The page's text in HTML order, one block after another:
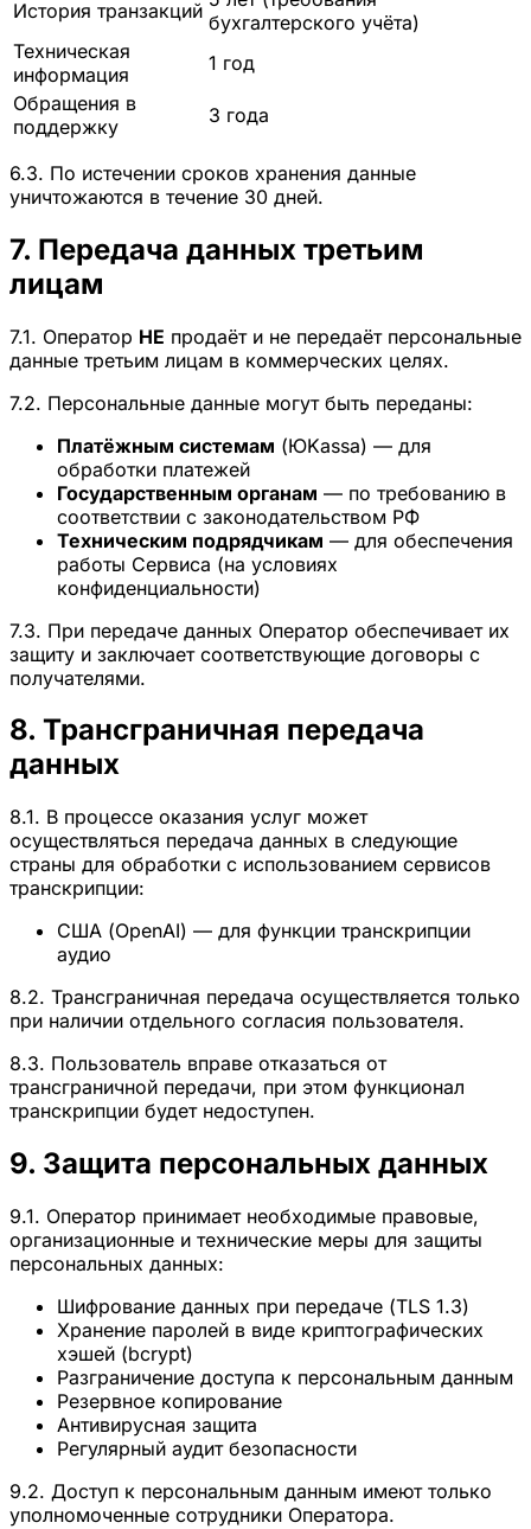
История транзакций бухгалтерского учёта)
Техническая
информация
1 год
Обращения в
поддержку
3 года
6.3. По истечении сроков хранения данные
уничтожаются в течение 30 дней.
7. Передача данных третьим
лицам
7.1. Оператор НЕ продаёт и не передаёт персональные
данные третьим лицам в коммерческих целях.
7.2. Персональные данные могут быть переданы:
Платёжным системам (ЮKassa) — для
обработки платежей
Государственным органам — по требованию в
соответствии с законодательством РФ
Техническим подрядчикам — для обеспечения
работы Сервиса (на условиях
конфиденциальности)
7.3. При передаче данных Оператор обеспечивает их
защиту и заключает соответствующие договоры с
получателями.
8. Трансграничная передача
данных
8.1. В процессе оказания услуг может
осуществляться передача данных в следующие
страны для обработки с использованием сервисов
транскрипции:
США (OpenAI) — для функции транскрипции
аудио
8.2. Трансграничная передача осуществляется только
при наличии отдельного согласия пользователя.
8.3. Пользователь вправе отказаться от
трансграничной передачи, при этом функционал
транскрипции будет недоступен.
9. Защита персональных данных
9.1. Оператор принимает необходимые правовые,
организационные и технические меры для защиты
персональных данных:
Шифрование данных при передаче (TLS 1.3)
Хранение паролей в виде криптографических
хэшей (bcrypt)
Разграничение доступа к персональным данным
Резервное копирование
Антивирусная защита
Регулярный аудит безопасности
9.2. Доступ к персональным данным имеют только
уполномоченные сотрудники Оператора.